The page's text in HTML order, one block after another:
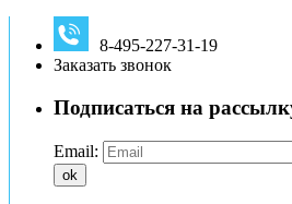
8-495-227-31-19
Заказать звонок
Подписаться на
Email:
ok